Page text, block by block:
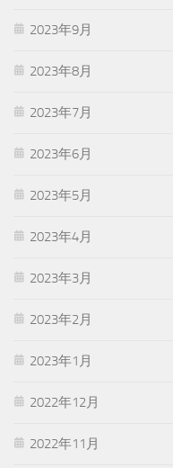
2023年9月
2023年8月
2023年7月
2023年6月
2023年5月
2023年4月
2023年3月
2023年2月
2023年1月
2022年12月
2022年11月